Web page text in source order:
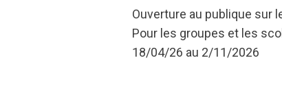
Ouverture au publique sur
Pour les groupes et les
18/04/26 au 2/11/2026